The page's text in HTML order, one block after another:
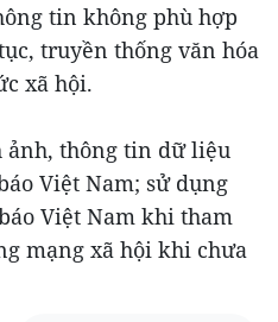
tin không phù hợp
truyền thống văn hóa
xã hội.
ảnh, thông tin dữ liệu
Việt Nam; sử dụng
Việt Nam khi tham
mạng xã hội khi chưa